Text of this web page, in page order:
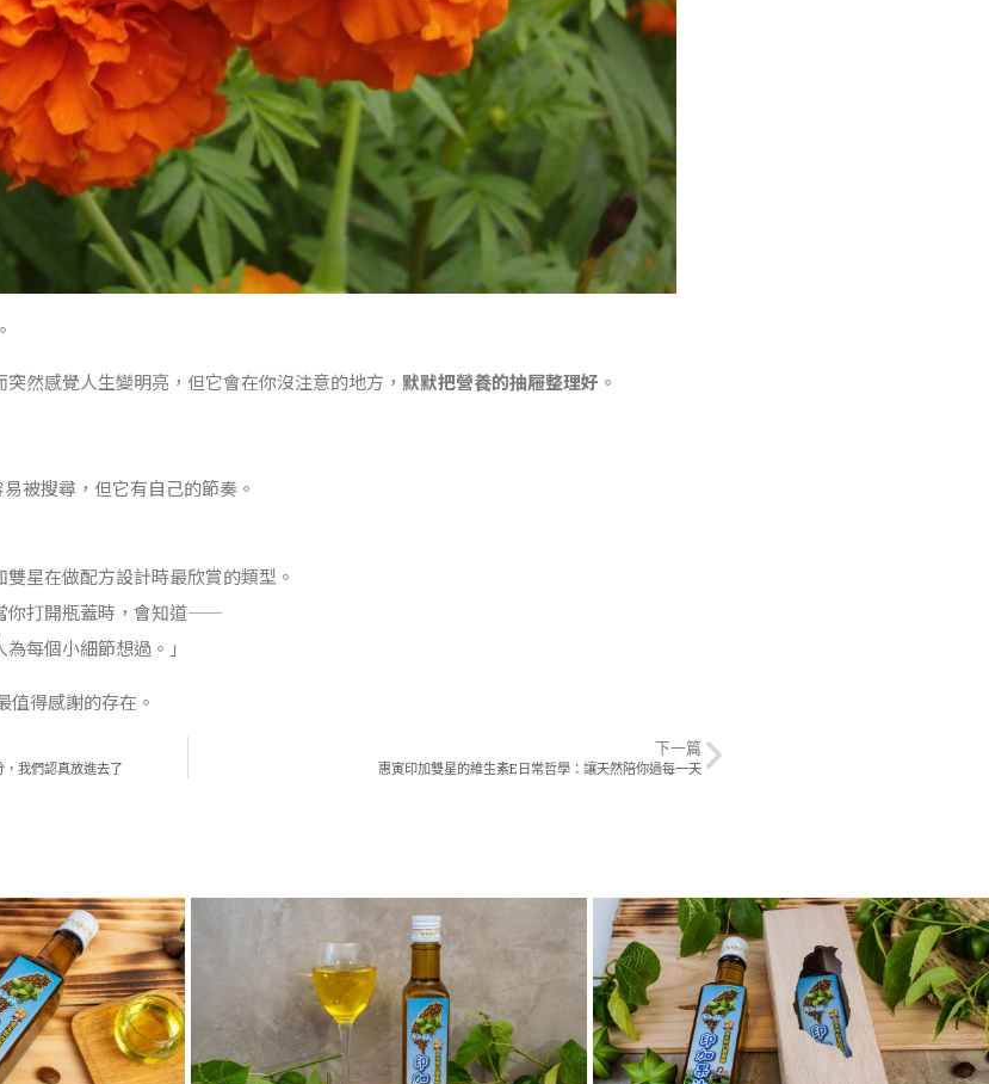
然感覺人生變明亮，但它會在你沒注意的地方， 默默把營養的抽屜整理好 。
被搜尋，但它有自己的節奏。
星在做配方設計時最欣賞的類型。
你打開瓶蓋時，會知道——
每個小細節想過。」
值得感謝的存在。
我們認真放進去了
下一篇
惠寅印加雙星的維生素E日常哲學：讓天然陪你過每一天